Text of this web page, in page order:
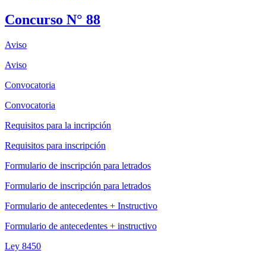
Concurso N° 88
Aviso
Aviso
Convocatoria
Convocatoria
Requisitos para la incripción
Requisitos para inscripción
Formulario de inscripción para letrados
Formulario de inscripción para letrados
Formulario de antecedentes + Instructivo
Formulario de antecedentes + instructivo
Ley 8450